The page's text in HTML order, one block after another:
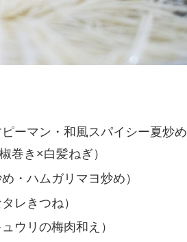
ーマン・和風スパイシー夏炒め
巻き×白髪ねぎ）
・ハムガリマヨ炒め）
レきつね）
ウリの梅肉和え）